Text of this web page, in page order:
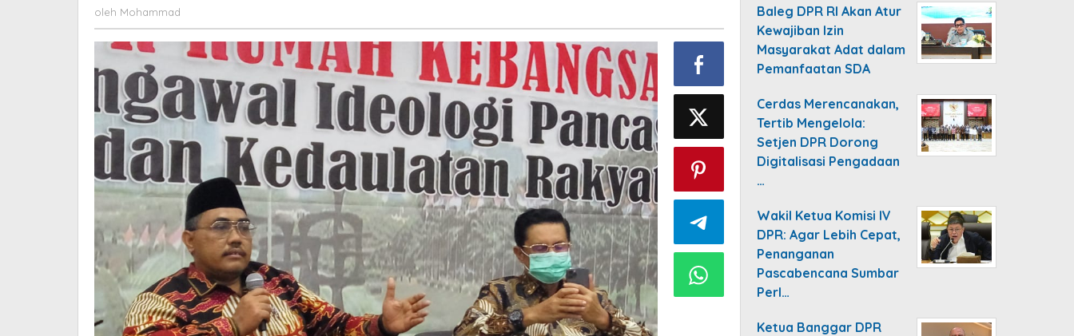
oleh Mohammad
Baleg DPR RI Akan Atur
Kewajiban Izin
Masyarakat Adat dalam
Pemanfaatan SDA
Cerdas Merencanakan,
Tertib Mengelola:
Setjen DPR Dorong
Digitalisasi Pengadaan
…
Wakil Ketua Komisi IV
DPR: Agar Lebih Cepat,
Penanganan
Pascabencana Sumbar
Perl…
Ketua Banggar DPR